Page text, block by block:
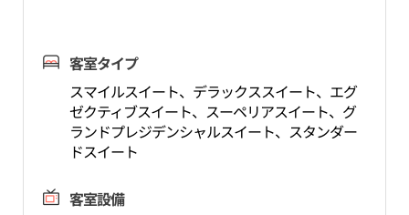
客室タイプ
スマイルスイート、デラックススイート、エグ
ゼクティブスイート、スーペリアスイート、グ
ランドプレジデンシャルスイート、スタンダー
ドスイート
客室設備